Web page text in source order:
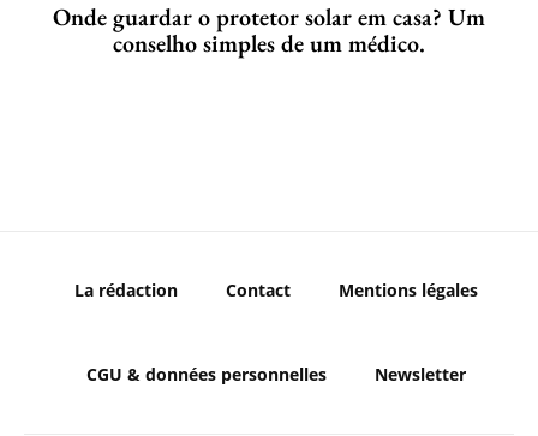
Onde guardar o protetor solar em casa? Um
conselho simples de um médico.
La rédaction Contact Mentions légales
CGU & données personnelles Newsletter